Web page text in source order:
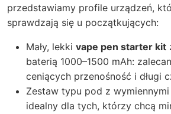
przedstawiamy profile urządzeń,
sprawdzają się u początkujących:
Mały, lekki vape pen starter kit
baterią 1000–1500 mAh:
ceniących przenośność i długi
Zestaw typu pod z
idealny dla tych, którzy chcą